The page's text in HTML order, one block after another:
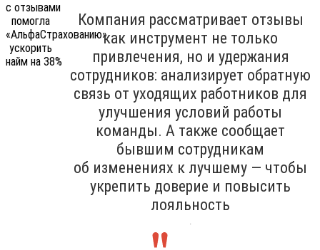
Компания рассматривает отзывы
как инструмент не только
привлечения, но и удержания
сотрудников: анализирует обратную
связь от уходящих работников для
улучшения условий работы
команды. А также сообщает
бывшим сотрудникам
об изменениях к лучшему — чтобы
укрепить доверие и повысить
лояльность
.